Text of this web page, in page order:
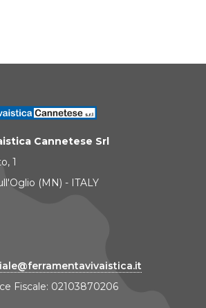
Cannetese Srl
1
(MN) - ITALY
Fiscale: 02103870206